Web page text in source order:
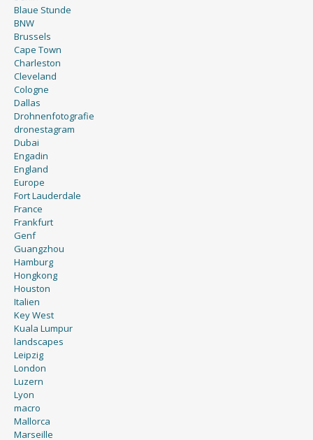
Blaue Stunde
BNW
Brussels
Cape Town
Charleston
Cleveland
Cologne
Dallas
Drohnenfotografie
dronestagram
Dubai
Engadin
England
Europe
Fort Lauderdale
France
Frankfurt
Genf
Guangzhou
Hamburg
Hongkong
Houston
Italien
Key West
Kuala Lumpur
landscapes
Leipzig
London
Luzern
Lyon
macro
Mallorca
Marseille